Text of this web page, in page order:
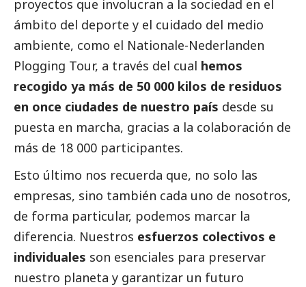
proyectos que involucran a la sociedad en el
ámbito del deporte y el cuidado del medio
ambiente, como el Nationale-Nederlanden
Plogging Tour, a través del cual hemos
recogido ya más de 50 000 kilos de residuos
en once ciudades de nuestro país desde su
puesta en marcha, gracias a la colaboración de
más de 18 000 participantes.
Esto último nos recuerda que, no solo las
empresas, sino también cada uno de nosotros,
de forma particular, podemos marcar la
diferencia. Nuestros esfuerzos colectivos e
individuales son esenciales para preservar
nuestro planeta y garantizar un futuro